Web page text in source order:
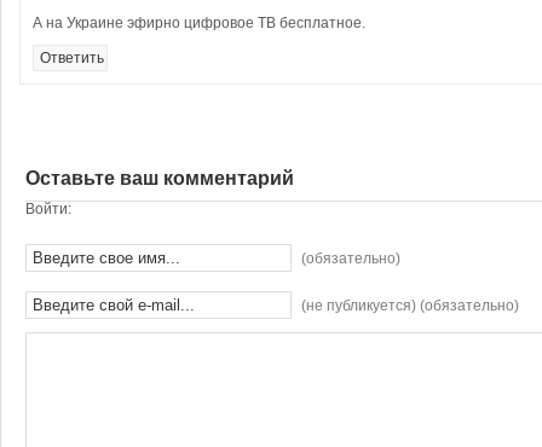
А на Украине эфирно цифровое ТВ бесплатное.
Ответить
Оставьте ваш комментарий
Войти:
(обязательно)
(не публикуется) (обязательно)